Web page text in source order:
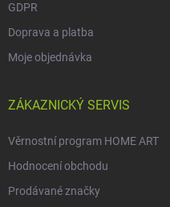
GDPR
Doprava a platba
Moje objednávka
ZÁKAZNICKÝ SERVIS
Věrnostní program HOME ART
Hodnocení obchodu
Prodávané značky